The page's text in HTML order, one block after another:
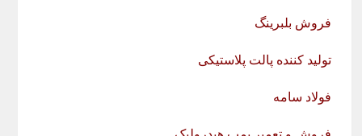
فروش بلبرینگ
تولید کننده پالت پلاستیکی
فولاد سامه